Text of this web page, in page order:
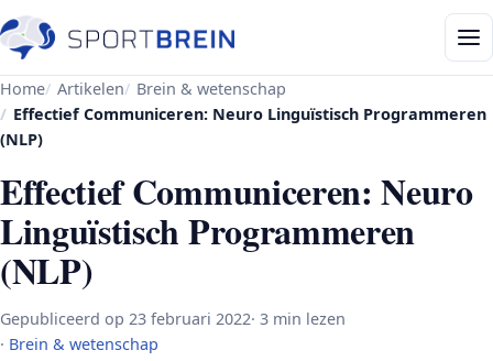
Home Artikelen
Brein & wetenschap
Effectief Communiceren: Neuro Linguïstisch Programmeren
(NLP)
Effectief Communiceren: Neuro
Linguïstisch Programmeren
(NLP)
Gepubliceerd op 23 februari 2022· 3 min lezen
· Brein & wetenschap